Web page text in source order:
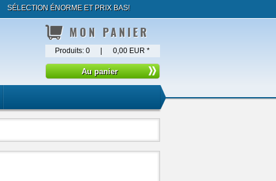
SÉLECTION ÉNORME ET PRIX BAS!
MON PANIER
Produits: 0 0,00 EUR *